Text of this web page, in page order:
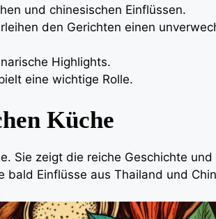
und chinesischen Einflüssen.
den Gerichten einen
Highlights.
eine wichtige Rolle.
Küche
Sie zeigt die reiche Geschichte
bald Einflüsse aus Thailand und